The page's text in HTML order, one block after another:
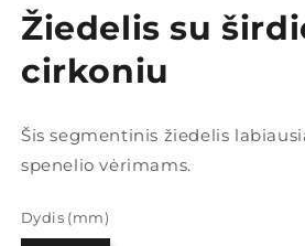
mediją
1
modaliniu
režimu
Žiedelis su
cirkoniu
Šis segmentinis žiedelis
spenelio vėrimams.
Dydis (mm)